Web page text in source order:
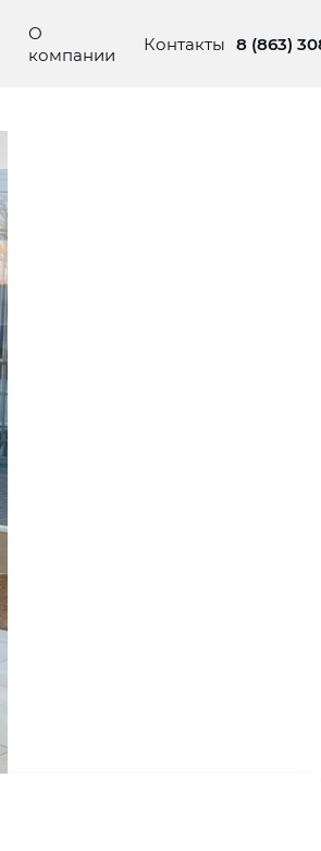
О
компании
Контакты 8 (863)